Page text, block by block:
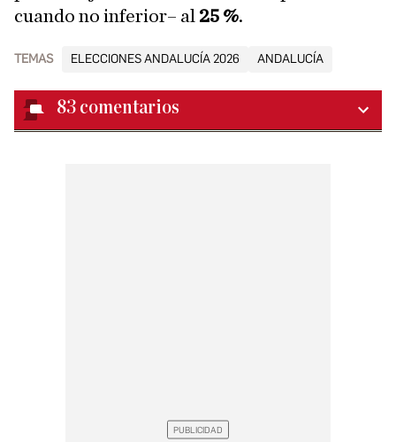
cuando no inferior– al 25 %.
TEMAS ELECCIONES ANDALUCÍA 2026 ANDALUCÍA
83 comentarios